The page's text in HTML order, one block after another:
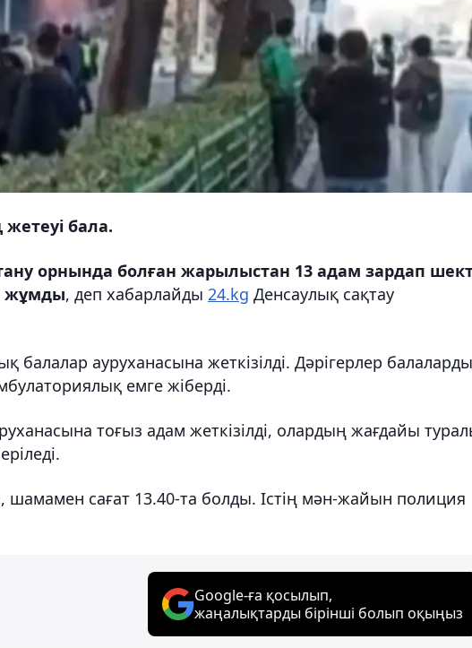
бала.
орнында болған жарылыстан 13 адам зардап
жұмды, деп хабарлайды 24.kg Денсаулық сақтау
балалар ауруханасына жеткізілді. Дәрігерлер балаларды
емге жіберді.
тоғыз адам жеткізілді, олардың жағдайы
шамамен сағат 13.40-та болды. Істің мән-жайын полиция
Google-ға қосылып,
жаңалықтарды бірінші болып оқыңыз